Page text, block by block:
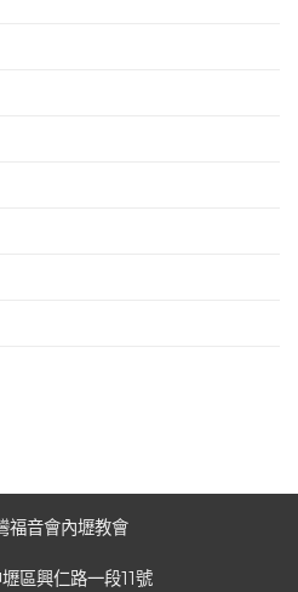
福音會內壢教會
區興仁路一段11號